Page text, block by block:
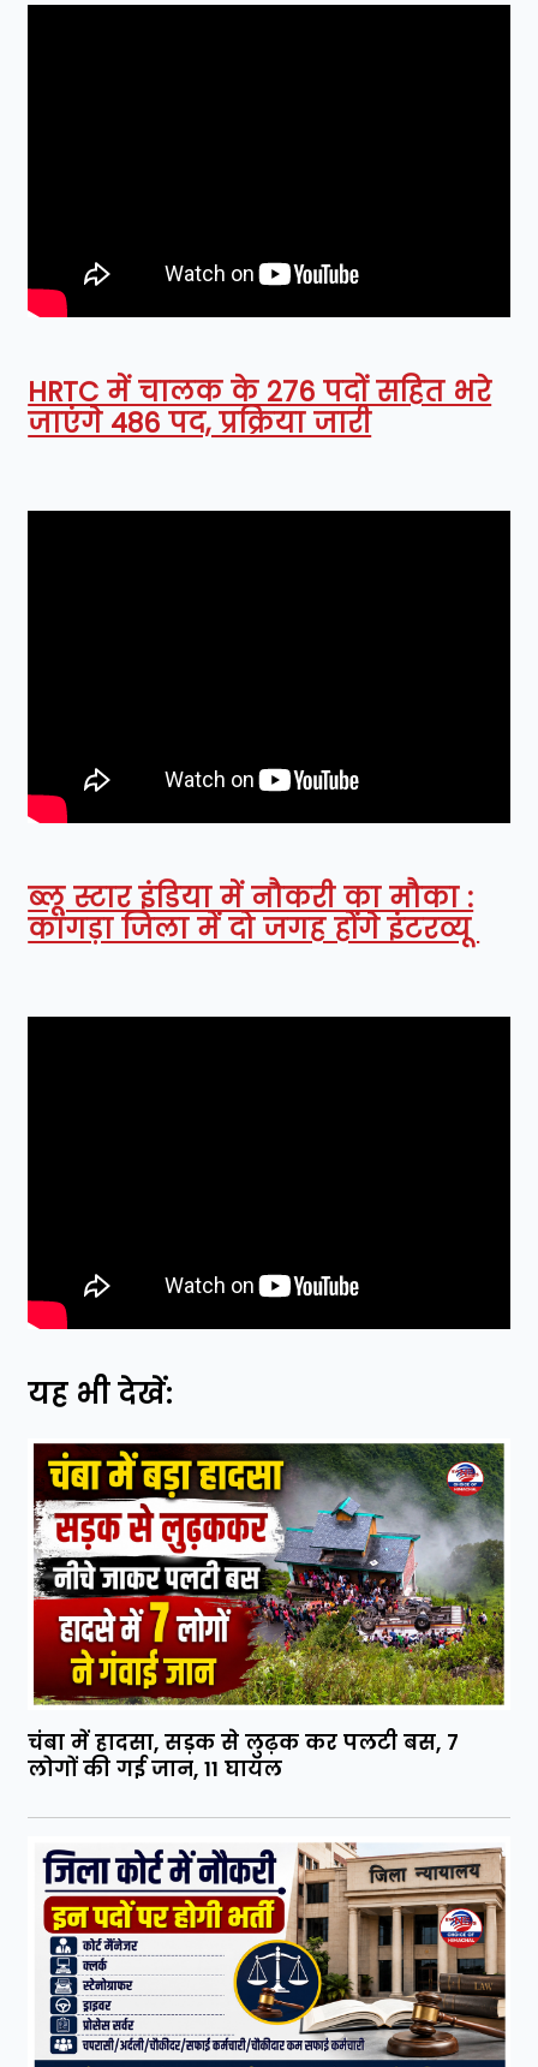
HRTC में चालक के 276 पदों सहित भरे
जाएंगे 486 पद, प्रक्रिया जारी
ब्लू स्टार इंडिया में नौकरी का मौका :
कांगड़ा जिला में दो जगह होंगे इंटरव्यू
यह भी देखें:
चंबा में हादसा, सड़क से लुढ़क कर पलटी बस, 7
लोगों की गई जान, 11 घायल